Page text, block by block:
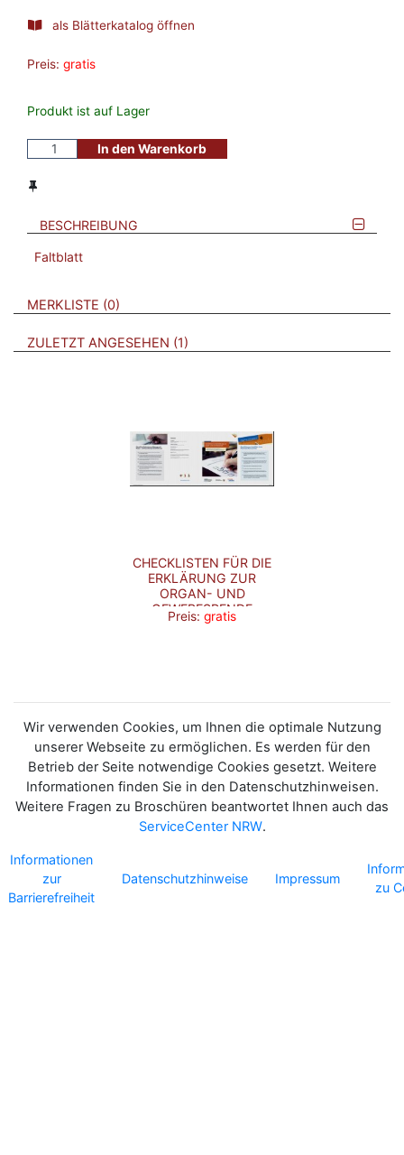
als Blätterkatalog öffnen
Preis: gratis
Produkt ist auf Lager
In den Warenkorb
BESCHREIBUNG
Faltblatt
VERWEISE AUF VERMERKTE- ODER ZULETZT ANGESEHENE
MERKLISTE 0 BROSCHÜREN
ZULETZT ANGESEHEN 1 BROSCHÜREN
CHECKLISTEN FÜR DIE
ERKLÄRUNG ZUR
ORGAN- UND
GEWEBESPENDE
Preis: gratis
Wir verwenden Cookies, um Ihnen die optimale Nutzung
unserer Webseite zu ermöglichen. Es werden für den
Betrieb der Seite notwendige Cookies gesetzt. Weitere
Informationen finden Sie in den Datenschutzhinweisen.
Weitere Fragen zu Broschüren beantwortet Ihnen auch das
ServiceCenter NRW.
Informationen
zur
Barrierefreiheit
Datenschutzhinweise Impressum
zu